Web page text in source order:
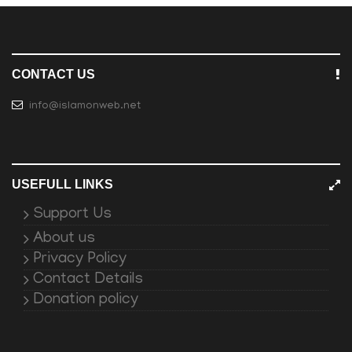
CONTACT US
info@islamonweb.net
USEFULL LINKS
Support Us
About us
Privacy Policy
Contact Details
Donation policy